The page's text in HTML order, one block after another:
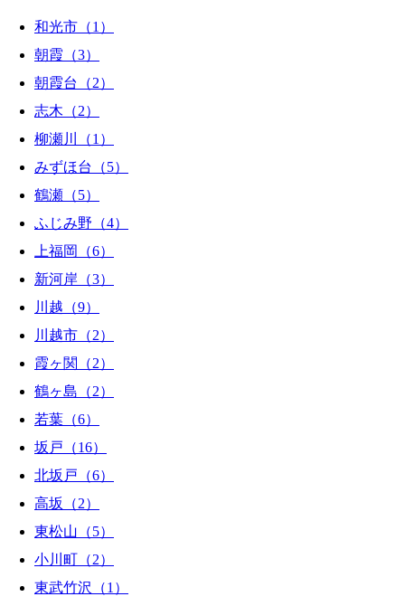
和光市（1）
朝霞（3）
朝霞台（2）
志木（2）
柳瀬川（1）
みずほ台（5）
鶴瀬（5）
ふじみ野（4）
上福岡（6）
新河岸（3）
川越（9）
川越市（2）
霞ヶ関（2）
鶴ヶ島（2）
若葉（6）
坂戸（16）
北坂戸（6）
高坂（2）
東松山（5）
小川町（2）
東武竹沢（1）